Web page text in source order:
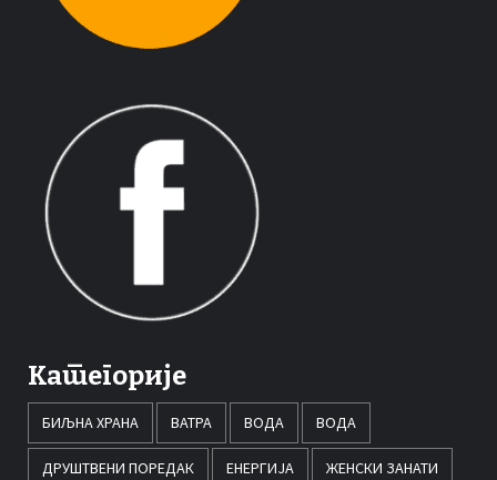
Категорије
БИЉНА ХРАНА ВАТРА ВОДА ВОДА
ДРУШТВЕНИ ПОРЕДАК ЕНЕРГИЈА ЖЕНСКИ ЗАНАТИ